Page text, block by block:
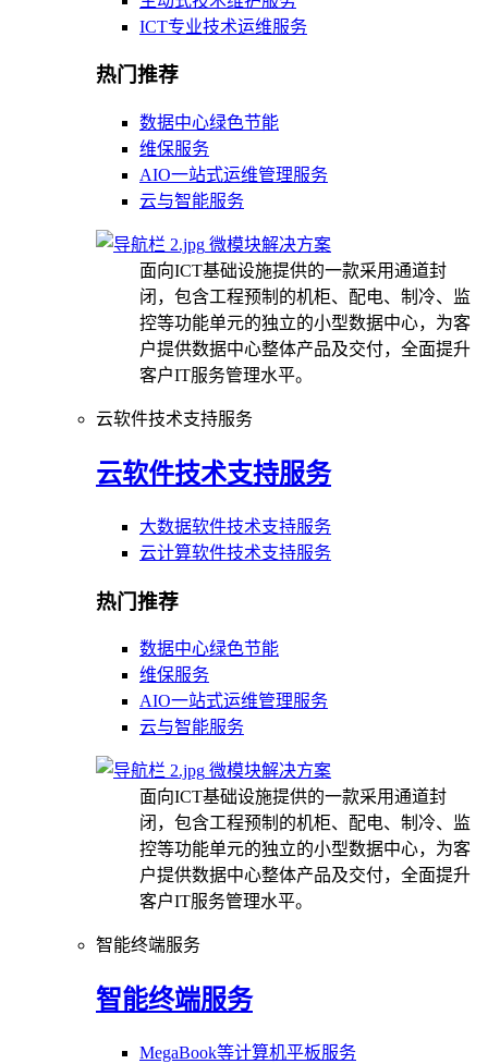
ICT专业技术运维服务
热门推荐
数据中心绿色节能
维保服务
AIO一站式运维管理服务
云与智能服务
微模块解决方案
面向ICT基础设施提供的一款采用通道封
闭，包含工程预制的机柜、配电、制冷、监
控等功能单元的独立的小型数据中心，为客
户提供数据中心整体产品及交付，全面提升
客户IT服务管理水平。
云软件技术支持服务
云软件技术支持服务
大数据软件技术支持服务
云计算软件技术支持服务
热门推荐
数据中心绿色节能
维保服务
AIO一站式运维管理服务
云与智能服务
微模块解决方案
面向ICT基础设施提供的一款采用通道封
闭，包含工程预制的机柜、配电、制冷、监
控等功能单元的独立的小型数据中心，为客
户提供数据中心整体产品及交付，全面提升
客户IT服务管理水平。
智能终端服务
智能终端服务
MegaBook等计算机平板服务